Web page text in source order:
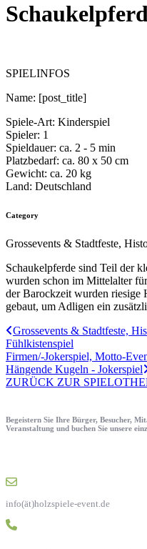
SPIELINFOS
Name: [post_title]
Spiele-Art: Kinderspiel
Spieler: 1
Spieldauer: ca. 2 - 5 min
Platzbedarf: ca. 80 x 50 cm
Gewicht: ca. 20 kg
Land: Deutschland
Category
Grossevents & Stadtfeste,
Schaukelpferde sind Teil der
wurden schon im Mittelalter
der Barockzeit wurden riesige
gebaut, um Adligen ein
Grossevents & Stadtfeste,
Fühlkistenspiel
Firmen/-Jokerspiel, Motto-
Hängende Kugeln - Jokerspiel
ZURÜCK ZUR
Begeistern Sie Ihre Bürger, Besucher,
Veranstaltung und buchen Sie unsere
info(ät)holzspiele-event.de